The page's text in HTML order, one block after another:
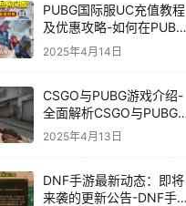
PUBG国际服UC充值教程
及优惠攻略-如何在PUBG
国际服中进行高效且安全
的UC充值
2025年4月14日
CSGO与PUBG游戏介绍-
全面解析CSGO与PUBG
这两款热门射击游戏
2025年4月13日
DNF手游最新动态：即将
来袭的更新公告-DNF手